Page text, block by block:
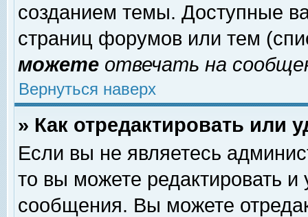
созданием темы. Доступные
страниц форумов или тем
можете отвечать на
Вернуться наверх
» Как отредактировать или
Если вы не являетесь
то вы можете редактировать и
сообщения. Вы можете